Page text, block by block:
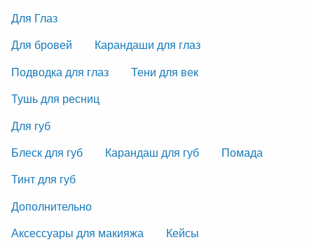
Для Глаз
Для бровей
Карандаши для глаз
Подводка для глаз
Тени для век
Тушь для ресниц
Для губ
Блеск для губ
Карандаш для губ
Помада
Тинт для губ
Дополнительно
Аксессуары для макияжа
Кейсы